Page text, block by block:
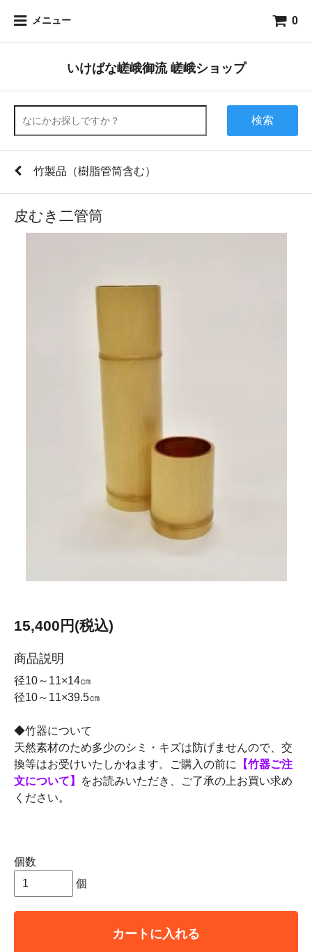
メニュー 0
いけばな嵯峨御流 嵯峨ショップ
検索
竹製品（樹脂管筒含む）
皮むき二管筒
15,400円(税込)
商品説明
径10～11×14㎝
径10～11×39.5㎝
◆竹器について
天然素材のため多少のシミ・キズは防げませんので、交
換等はお受けいたしかねます。ご購入の前に
【竹器ご注
文について】
をお読みいただき、ご了承の上お買い求め
ください。
個数
個
カートに入れる